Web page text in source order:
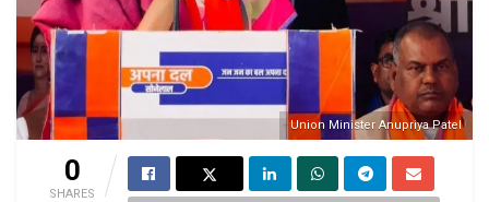
Union Minister Anupriya Patel
0
SHARES